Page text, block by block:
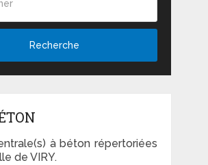
Recherche
à béton répertoriées
de VIRY.